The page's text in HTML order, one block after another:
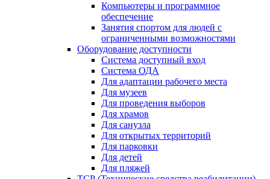
Компьютеры и программное
обеспечение
Занятия спортом для людей с
ограниченными возможностями
Оборудование доступности
Система доступный вход
Система ОДА
Для адаптации рабочего места
Для музеев
Для проведения выборов
Для храмов
Для санузла
Для открытых территорий
Для парковки
Для детей
Для пляжей